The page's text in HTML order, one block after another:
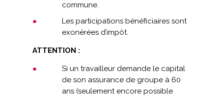
commune.
Les participations bénéficiaires sont
exonérées d’impôt.
ATTENTION :
Si un travailleur demande le capital
de son assurance de groupe à 60
ans (seulement encore possible